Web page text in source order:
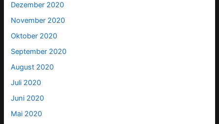
Dezember 2020
November 2020
Oktober 2020
September 2020
August 2020
Juli 2020
Juni 2020
Mai 2020